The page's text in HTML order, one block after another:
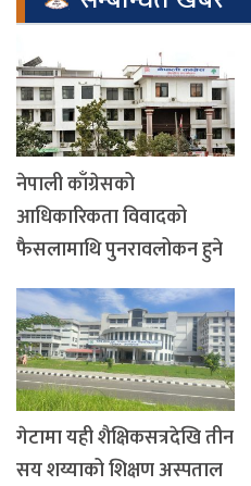
नेपाली काँग्रेसको
आधिकारिकता विवादको
फैसलामाथि पुनरावलोकन हुने
गेटामा यही शैक्षिकसत्रदेखि तीन
सय शय्याको शिक्षण अस्पताल